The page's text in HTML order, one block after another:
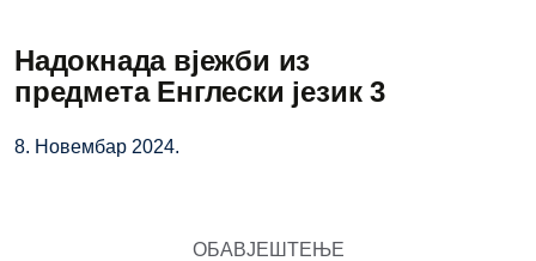
Надокнада вјежби из
предмета Енглески језик 3
8. Новембар 2024.
ОБАВЈЕШТЕЊЕ